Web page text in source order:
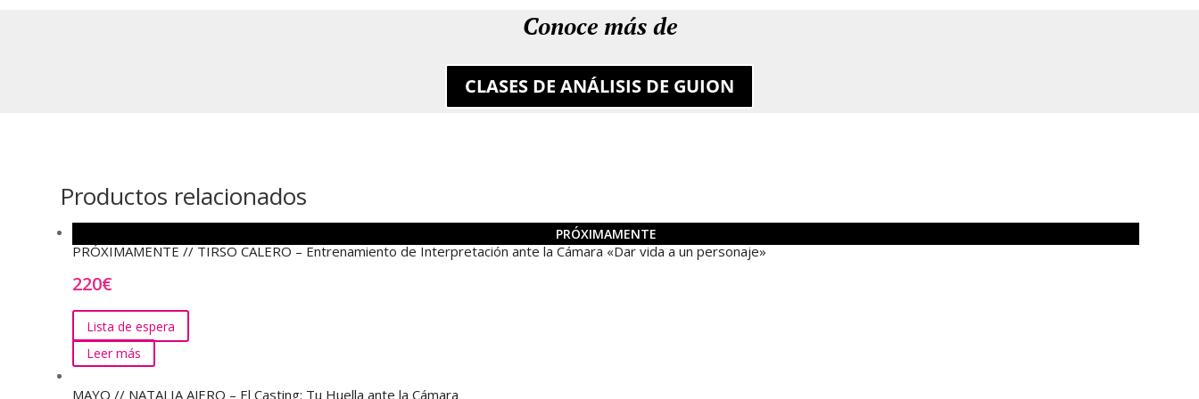
Conoce más de
CLASES DE ANÁLISIS DE GUION
Productos relacionados
PRÓXIMAMENTE
PRÓXIMAMENTE // TIRSO CALERO – Entrenamiento de Interpretación ante la Cámara «Dar vida a un personaje»
220€
Lista de espera
Leer más
MAYO // NATALIA AJERO – El Casting: Tu Huella ante la Cámara